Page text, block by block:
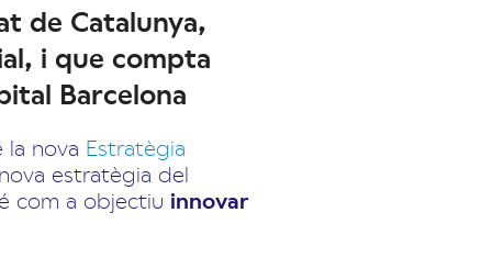
de Catalunya,
i que compta
Barcelona
la nova Estratègia
estratègia del
com a objectiu innovar